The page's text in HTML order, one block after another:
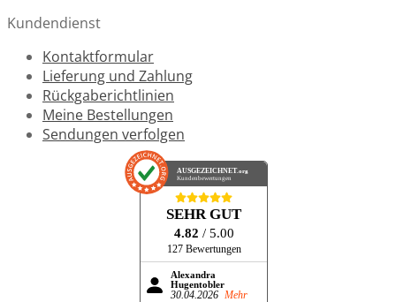
Kundendienst
Kontaktformular
Lieferung und Zahlung
Rückgaberichtlinien
Meine Bestellungen
Sendungen verfolgen
AUSGEZEICHNET.org
Kundenbewertungen
SEHR GUT
4.82 / 5.00
127 Bewertungen
Alexandra
Hugentobler
30.04.2026 Mehr